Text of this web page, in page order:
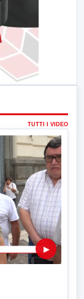
TUTTI I VIDEO
▶